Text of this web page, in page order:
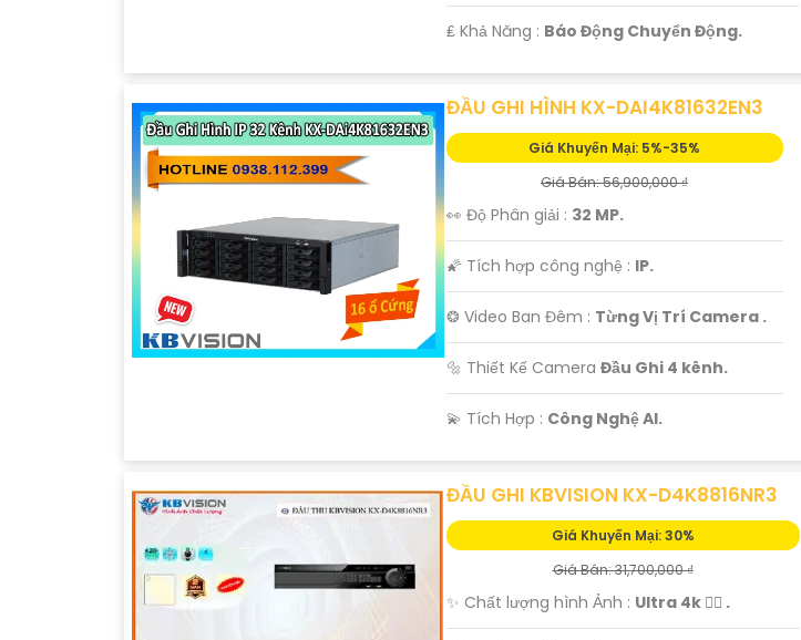
️₤ Khả Năng : Báo Động Chuyển Động.
ĐẦU GHI HÌNH KX-DAI4K81632EN3
Giá Khuyến Mại: 5%-35%
Giá Bán: 56,900,000 ₫
️
👀 Độ Phân giải : 32 MP.
🌠 Tích hợp công nghệ : IP.
❂ Video Ban Đêm : Từng Vị Trí Camera .
🔩 Thiết Kế Camera Đầu Ghi 4 kênh.
️💫 Tích Hợp : Công Nghệ AI.
ĐẦU GHI KBVISION KX-D4K8816NR3
Giá Khuyến Mại: 30%
Giá Bán: 31,700,000 ₫
✨ Chất lượng hình Ảnh : Ultra 4k 👍🏾 .